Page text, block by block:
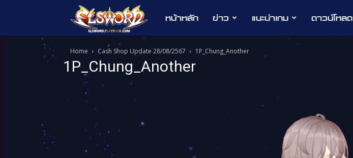
Elsword
หน้าหลัก ข่าว แนะนำเกม ดาวน์โหลด
Home Cash Shop Update 28/08/2567 1P_Chung_Another
1P_Chung_Another